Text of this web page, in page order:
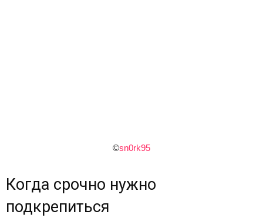
©sn0rk95
Когда срочно нужно
подкрепиться